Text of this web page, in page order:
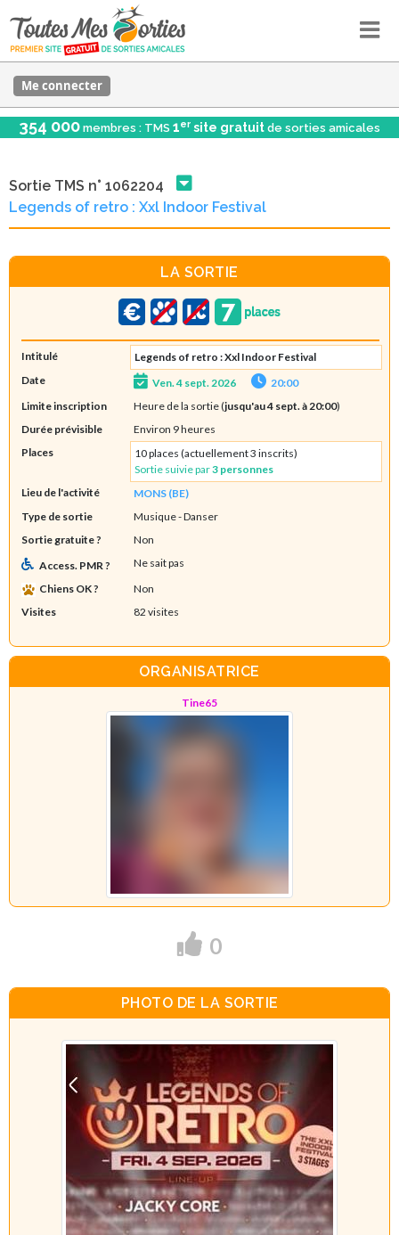
Me connecter
354 000 membres : TMS 1er site gratuit de sorties amicales
Sortie TMS n° 1062204
Legends of retro : Xxl Indoor Festival
LA SORTIE
Intitulé
Legends of retro : Xxl Indoor Festival
Date
Ven. 4 sept. 2026
20:00
Limite inscription
Heure de la sortie (jusqu'au 4 sept. à 20:00)
Durée prévisible
Environ 9 heures
Places
10 places (actuellement 3 inscrits)
Sortie suivie par3 personnes
Lieu de l'activité
MONS (BE)
Type de sortie
Musique- Danser
Sortie gratuite ?
Non
Access. PMR ?
Ne sait pas
Chiens OK ?
Non
Visites
82 visites
ORGANISATRICE
Tine65
0
PHOTO DE LA SORTIE